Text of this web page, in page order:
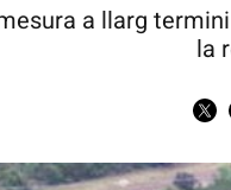
a llarg
la